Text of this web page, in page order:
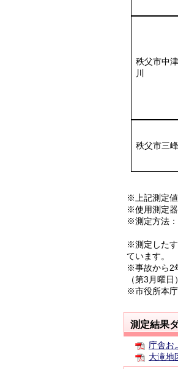
秩父市中津
川
秩父市三峰
※上記測定値
※使用測定器
※測定方法
※測定した
ています。
※事故から2
（第3月曜
※市役所本庁
測定結果
庁舎お
大滝地